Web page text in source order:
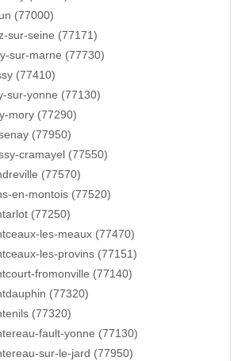
(77000)
sur-seine (77171)
sur-marne (77730)
(77410)
sur-yonne (77130)
mory (77290)
(77950)
cramayel (77550)
(77570)
en-montois (77520)
(77250)
les-meaux (77470)
les-provins (77151)
fromonville (77140)
(77320)
(77320)
fault-yonne (77130)
sur-le-jard (77950)